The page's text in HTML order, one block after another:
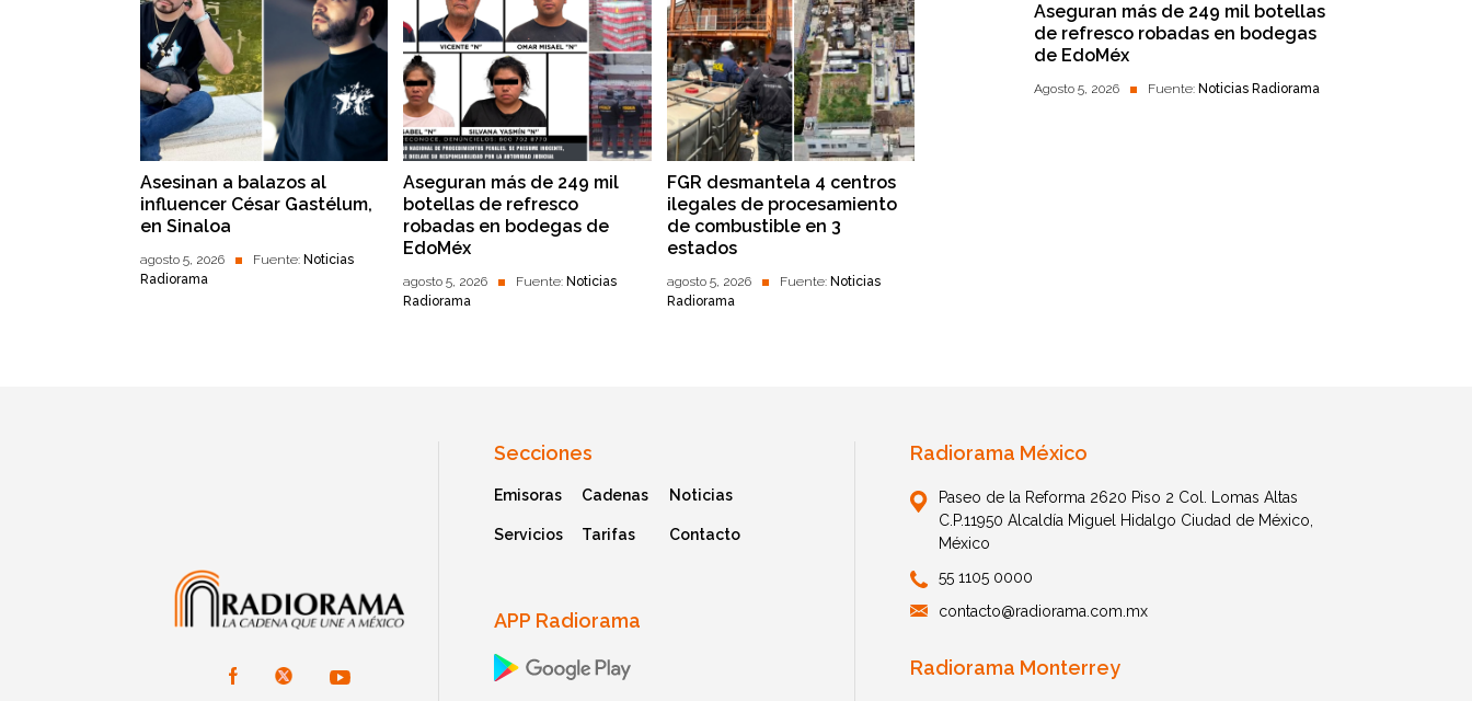
Asesinan a balazos al
influencer César Gastélum,
en Sinaloa
agosto 5, 2026 Fuente: Noticias
Radiorama
Aseguran más de 249 mil
botellas de refresco
robadas en bodegas de
EdoMéx
agosto 5, 2026 Fuente: Noticias
Radiorama
FGR desmantela 4 centros
ilegales de procesamiento
de combustible en 3
estados
agosto 5, 2026 Fuente: Noticias
Radiorama
Aseguran más de 249 mil botellas
de refresco robadas en bodegas
de EdoMéx
Agosto 5, 2026 Fuente: Noticias Radiorama
Secciones
Emisoras Cadenas Noticias
Servicios Tarifas Contacto
APP Radiorama
Radiorama México
Paseo de la Reforma 2620 Piso 2 Col. Lomas Altas
C.P.11950 Alcaldía Miguel Hidalgo Ciudad de México,
México
55 1105 0000
contacto@radiorama.com.mx
Radiorama Monterrey